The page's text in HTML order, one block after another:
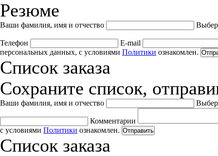
Резюме
Ваши фамилия, имя и отчество
Телефон
E-mail
персональных данных, с условиями Политики ознакомлен.
Список заказа
Сохраните список,
Ваши фамилия, имя и отчество
Комментарии
с условиями Политики ознакомлен. Отправить
Список заказа